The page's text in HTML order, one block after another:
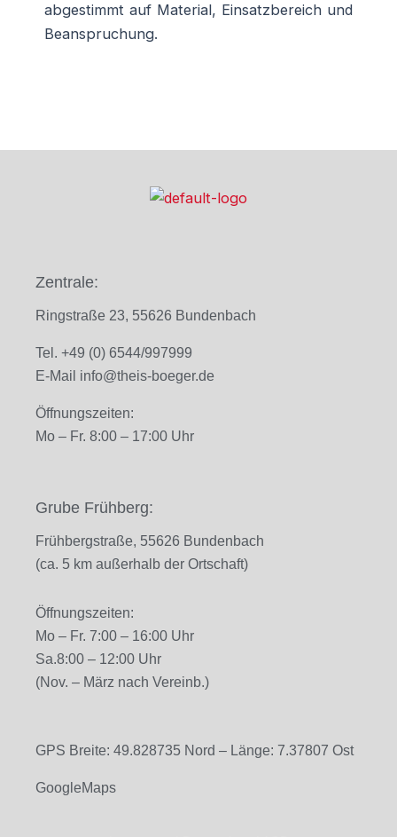
abgestimmt auf Material, Einsatzbereich und
Beanspruchung.
Zentrale:
Ringstraße 23, 55626 Bundenbach
Tel. +49 (0) 6544/997999
E-Mail info@theis-boeger.de
Öffnungszeiten:
Mo – Fr. 8:00 – 17:00 Uhr
Grube Frühberg:
Frühbergstraße, 55626 Bundenbach
(ca. 5 km außerhalb der Ortschaft)
Öffnungszeiten:
Mo – Fr. 7:00 – 16:00 Uhr
Sa.8:00 – 12:00 Uhr
(Nov. – März nach Vereinb.)
GPS Breite: 49.828735 Nord – Länge: 7.37807 Ost
GoogleMaps